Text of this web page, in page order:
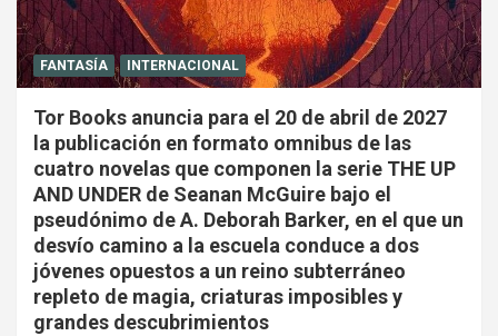
FANTASÍA INTERNACIONAL
Tor Books anuncia para el 20 de abril de 2027
la publicación en formato omnibus de las
cuatro novelas que componen la serie THE UP
AND UNDER de Seanan McGuire bajo el
pseudónimo de A. Deborah Barker, en el que un
desvío camino a la escuela conduce a dos
jóvenes opuestos a un reino subterráneo
repleto de magia, criaturas imposibles y
grandes descubrimientos